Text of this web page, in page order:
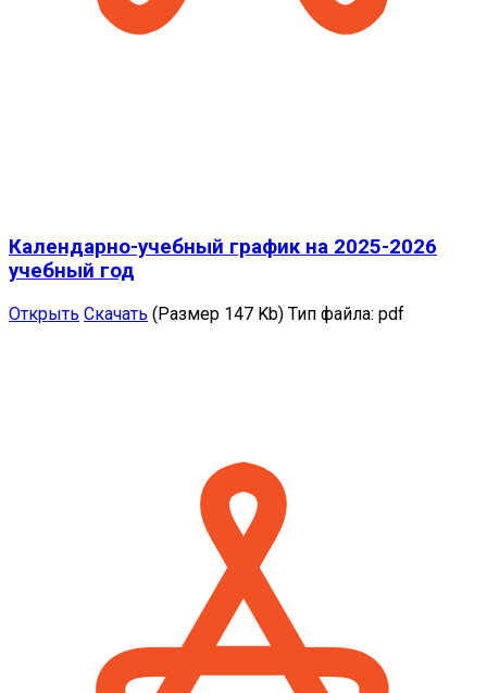
Календарно-учебный график на 2025-2026
учебный год
Открыть Скачать (Размер 147 Kb) Тип файла: pdf